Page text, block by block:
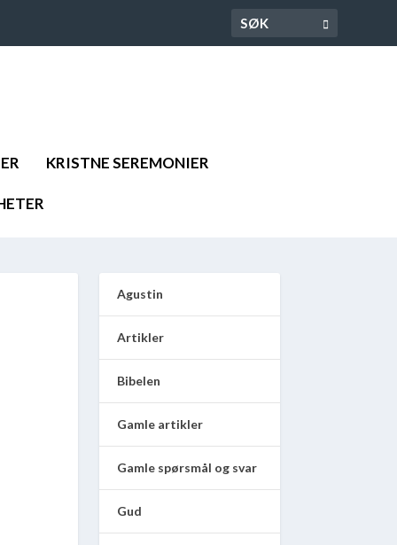
KRISTNE SEREMONIER
Agustin
Artikler
Bibelen
Gamle artikler
Gamle spørsmål og svar
Gud